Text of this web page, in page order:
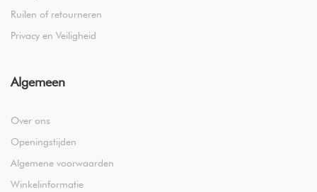
Ruilen of retourneren
Privacy en Veiligheid
Algemeen
Over ons
Openingstijden
Algemene voorwaarden
Winkelinformatie